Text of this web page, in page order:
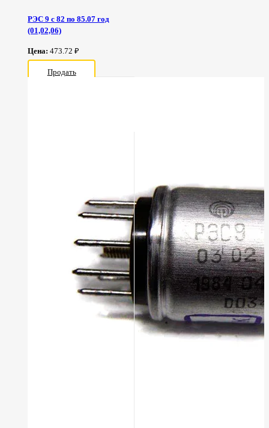
РЭС 9 с 82 по 85.07 год
(01,02,06)
Цена:473.72 ₽
Продать